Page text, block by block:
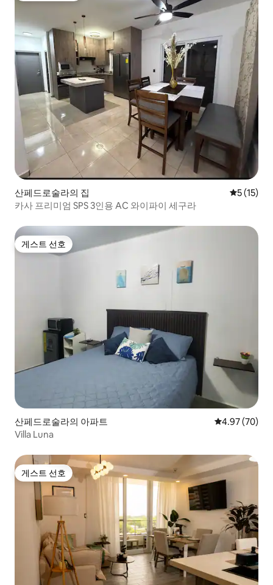
산페드로술라의 집 평점 5점
5 (15)
카사 프리미엄 SPS 3인용 AC 와이파이 세구라
게스트 선호
게스트 선호
산페드로술라의 아파트 평점 4.97점(5
4.97 (70)
Villa Luna
게스트 선호
게스트 선호